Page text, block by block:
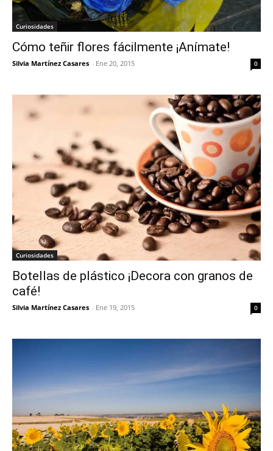
Curiosidades
Cómo teñir flores fácilmente ¡Anímate!
Silvia Martínez Casares - Ene 20, 2015 0
Curiosidades
Botellas de plástico ¡Decora con granos de
café!
Silvia Martínez Casares - Ene 19, 2015 0